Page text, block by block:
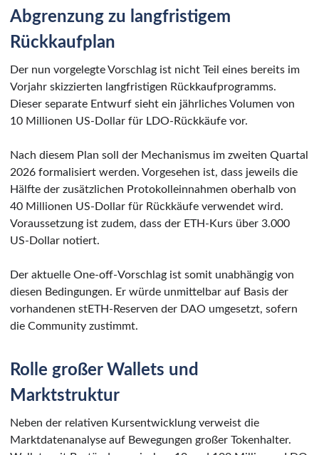
Abgrenzung zu langfristigem
Rückkaufplan
Der nun vorgelegte Vorschlag ist nicht Teil eines bereits im
Vorjahr skizzierten langfristigen Rückkaufprogramms.
Dieser separate Entwurf sieht ein jährliches Volumen von
10 Millionen US-Dollar für LDO-Rückkäufe vor.
Nach diesem Plan soll der Mechanismus im zweiten Quartal
2026 formalisiert werden. Vorgesehen ist, dass jeweils die
Hälfte der zusätzlichen Protokolleinnahmen oberhalb von
40 Millionen US-Dollar für Rückkäufe verwendet wird.
Voraussetzung ist zudem, dass der ETH-Kurs über 3.000
US-Dollar notiert.
Der aktuelle One-off-Vorschlag ist somit unabhängig von
diesen Bedingungen. Er würde unmittelbar auf Basis der
vorhandenen stETH-Reserven der DAO umgesetzt, sofern
die Community zustimmt.
Rolle großer Wallets und
Marktstruktur
Neben der relativen Kursentwicklung verweist die
Marktdatenanalyse auf Bewegungen großer Tokenhalter.